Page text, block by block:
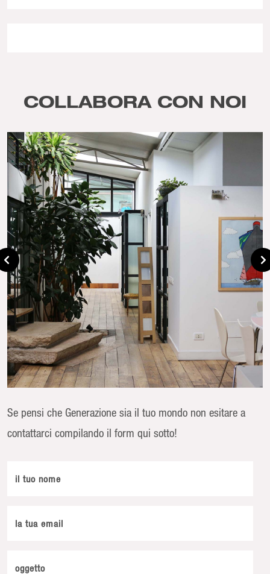
COLLABORA CON NOI
Se pensi che Generazione sia il tuo mondo non esitare a
contattarci compilando il form qui sotto!
il tuo nome
la tua email
oggetto